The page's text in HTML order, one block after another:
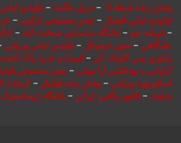
پخش زنده شبکه 3 –دریل مگنت–تولیدی
تولیدی لباس فوتبال –چمن مصنوعی تزئینی –
–شیشه خم–باشگاه بدنسازی سعادت آباد –
باشگاهی –منوی دیجیتال –تولیدی لباس ورزشی
بشوری پس کلیلک کن –قیمت و خرید پاک
آرایشی و بهداشتی آرا بیوتی –چمن مصنوعی
اسکوربورد ورزشی –پخش زنده فوتبال –کربنات
دماوند–فالوور واقعی ایرانی –باشگاه ژیمناستیک